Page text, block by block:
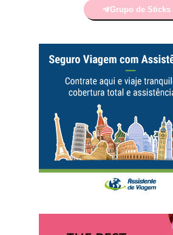
Grupo de Sticks